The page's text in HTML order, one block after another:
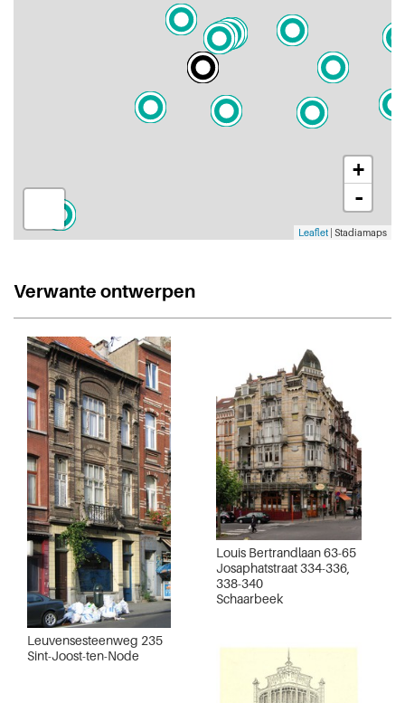
+
-
Leaflet | Stadiamaps
Verwante ontwerpen
Leuvensesteenweg 235
Sint-Joost-ten-Node
Louis Bertrandlaan 63-65
Josaphatstraat 334-336,
338-340
Schaarbeek